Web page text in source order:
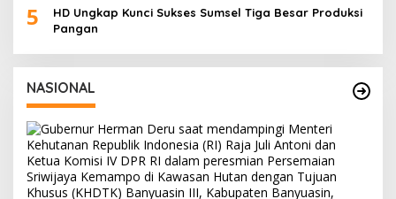
5
HD Ungkap Kunci Sukses Sumsel Tiga Besar Produksi
Pangan
NASIONAL